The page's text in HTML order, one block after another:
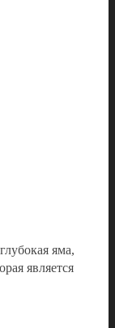
яма,
является